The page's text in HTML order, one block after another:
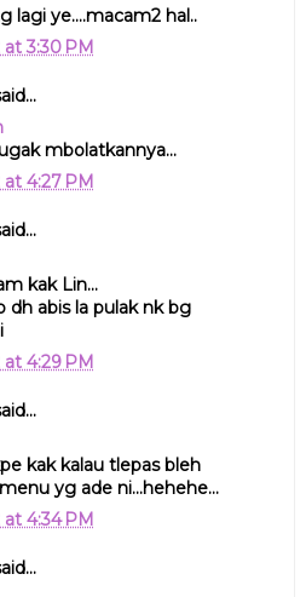
lagi ye....macam2 hal..
at 3:30 PM
mbolatkannya...
at 4:27 PM
kak Lin...
dh abis la pulak nk bg
at 4:29 PM
kak kalau tlepas bleh
yg ade ni...hehehe...
at 4:34 PM